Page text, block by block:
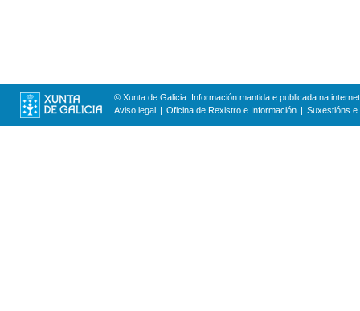
© Xunta de Galicia. Información mantida e publicada na
Aviso legal
Oficina de Rexistro e Información Suxestións e